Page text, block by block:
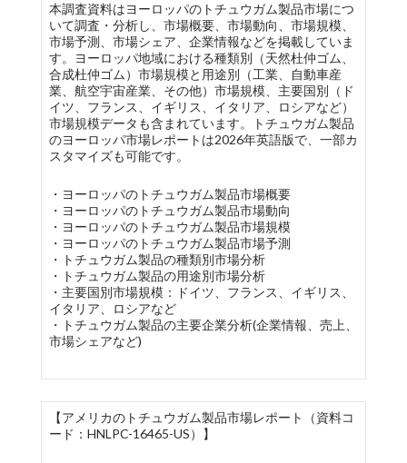
本調査資料はヨーロッパのトチュウガム製品市場につ
いて調査・分析し、市場概要、市場動向、市場規模、
市場予測、市場シェア、企業情報などを掲載していま
す。ヨーロッパ地域における種類別（天然杜仲ゴム、
合成杜仲ゴム）市場規模と用途別（工業、自動車産
業、航空宇宙産業、その他）市場規模、主要国別（ド
イツ、フランス、イギリス、イタリア、ロシアなど）
市場規模データも含まれています。トチュウガム製品
のヨーロッパ市場レポートは2026年英語版で、一部カ
スタマイズも可能です。
・ヨーロッパのトチュウガム製品市場概要
・ヨーロッパのトチュウガム製品市場動向
・ヨーロッパのトチュウガム製品市場規模
・ヨーロッパのトチュウガム製品市場予測
・トチュウガム製品の種類別市場分析
・トチュウガム製品の用途別市場分析
・主要国別市場規模：ドイツ、フランス、イギリス、
イタリア、ロシアなど
・トチュウガム製品の主要企業分析(企業情報、売上、
市場シェアなど)
【アメリカのトチュウガム製品市場レポート（資料コ
ード：HNLPC-16465-US）】